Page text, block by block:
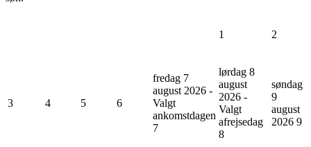
1 2
3 4 5 6
fredag 7
august 2026 -
Valgt
ankomstdagen
7
lørdag 8
august
2026 -
Valgt
afrejsedag
8
søndag
9
august
2026 9